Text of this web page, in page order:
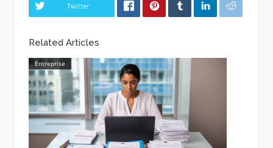
Twitter
Related Articles
Entreprise